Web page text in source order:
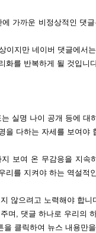
가까운 비정상적인 댓
이지만 네이버 댓글에서
화를 반복하게 될 것입니
실명 나이 공개 등에 대
을 다하는 자세를 보여야
보여 온 무감응을 지속
리를 지켜야 하는 역설적
않으려고 노력해야 합니
며, 댓글 하나로 우리의
클릭하여 뉴스 내용만